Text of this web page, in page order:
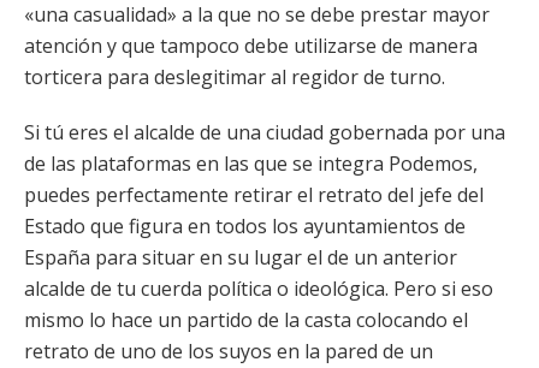
«una casualidad» a la que no se debe prestar mayor
atención y que tampoco debe utilizarse de manera
torticera para deslegitimar al regidor de turno.
Si tú eres el alcalde de una ciudad gobernada por una
de las plataformas en las que se integra Podemos,
puedes perfectamente retirar el retrato del jefe del
Estado que figura en todos los ayuntamientos de
España para situar en su lugar el de un anterior
alcalde de tu cuerda política o ideológica. Pero si eso
mismo lo hace un partido de la casta colocando el
retrato de uno de los suyos en la pared de un